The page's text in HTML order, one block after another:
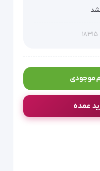
18315
موجودی
عمده